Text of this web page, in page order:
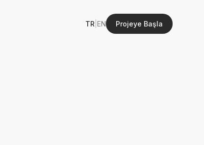
TR EN Projeye Başla